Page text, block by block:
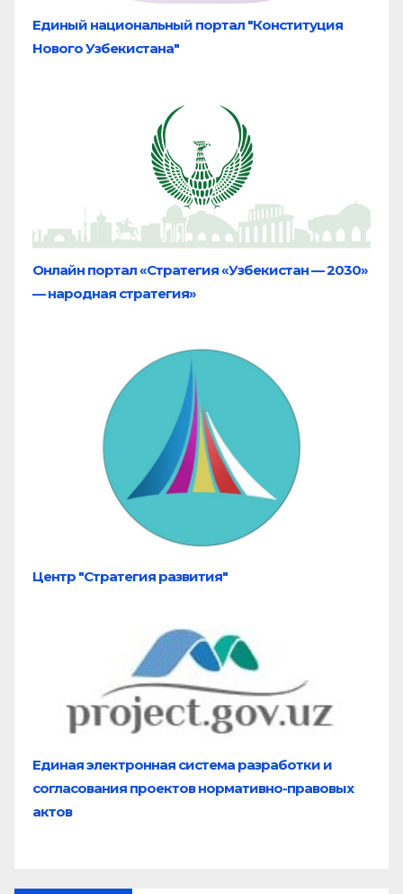
Единый национальный портал "Конституция
Нового Узбекистана"
Онлайн портал «Стратегия «Узбекистан — 2030»
— народная стратегия»
Центр "Стратегия развития"
Единая электронная система разработки и
согласования проектов нормативно-правовых
актов